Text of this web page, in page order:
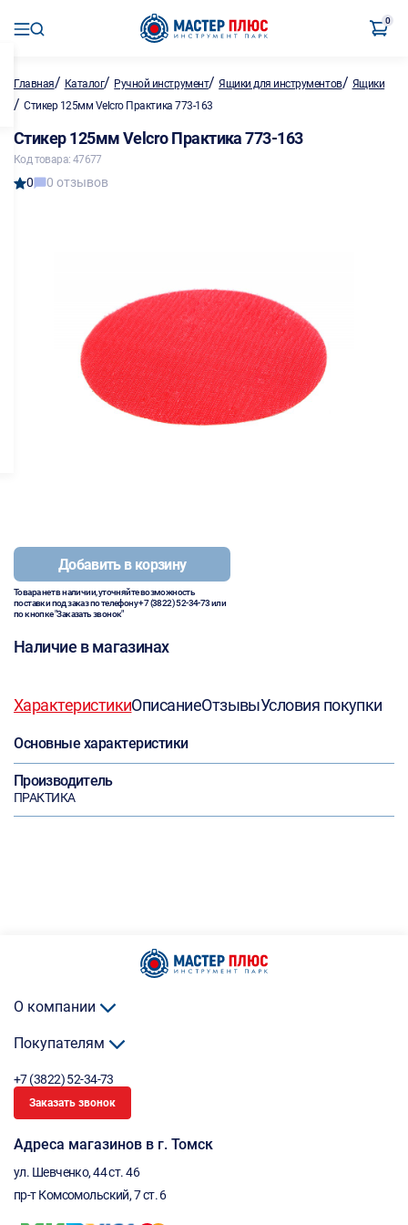
0
Главная/ Каталог/ Ручной инструмент/Ящики для инструментов/ Ящики
/ Стикер 125мм Velcro Практика 773-163
Стикер 125мм Velcro Практика 773-163
Код товара: 47677
0 0 отзывов
Добавить в корзину
Товара нет в наличии, уточняйте возможность
поставки под заказ по телефону+7 (3822) 52-34-73или
по кнопке "Заказать звонок"
Наличие в магазинах
ХарактеристикиОписаниеОтзывыУсловия покупки
Основные характеристики
Производитель
ПРАКТИКА
О компании
Покупателям
+7 (3822) 52-34-73
Заказать звонок
Адреса магазинов в г. Томск
ул. Шевченко, 44 ст. 46
пр-т Комсомольский, 7 ст. 6